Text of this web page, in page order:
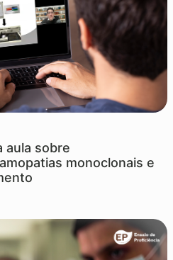
aula sobre
monoclonais e